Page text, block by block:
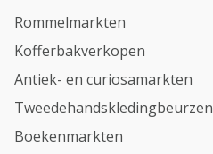
Rommelmarkten
Kofferbakverkopen
Antiek- en curiosamarkten
Tweedehandskledingbeurzen
Boekenmarkten